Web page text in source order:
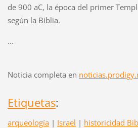
de 900 aC, la época del primer
según la Biblia.
...
Noticia completa en
Etiquetas:
arqueología | Israel | historicidad